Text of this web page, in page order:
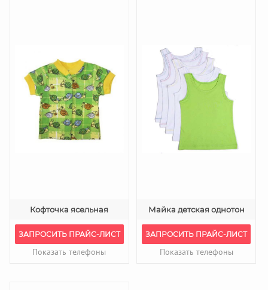
Кофточка ясельная
ЗАПРОСИТЬ ПРАЙС-ЛИСТ
Показать телефоны
Майка детская однотон
ЗАПРОСИТЬ ПРАЙС-ЛИСТ
Показать телефоны